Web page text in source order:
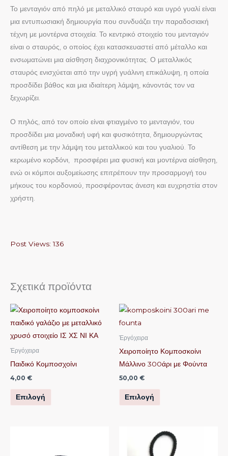
Το μενταγιόν από πηλό με μεταλλικό σταυρό και υγρό γυαλί είναι
μια εντυπωσιακή δημιουργία που συνδυάζει την παραδοσιακή
τέχνη με μοντέρνα στοιχεία. Το κεντρικό στοιχείο του μενταγιόν
είναι ο σταυρός, ο οποίος έχει κατασκευαστεί από μέταλλο και
ενσωματώνει μια αίσθηση διαχρονικότητας. Ο μεταλλικός
σταυρός ενισχύεται από την υγρή γυάλινη επικάλυψη, η οποία
προσδίδει βάθος και μια ιδιαίτερη λάμψη, κάνοντάς τον να
ξεχωρίζει.
Ο πηλός, από τον οποίο είναι φτιαγμένο το μενταγιόν, του
προσδίδει μια μοναδική υφή και φυσικότητα, δημιουργώντας
αντίθεση με την λάμψη του μεταλλικού και του γυαλιού. Το
κερωμένο κορδόνι, προσφέρει μια φυσική και μοντέρνα αίσθηση,
ενώ οι κόμποι αυξομείωσης επιτρέπουν την προσαρμογή του
μήκους του κορδονιού, προσφέροντας άνεση και ευχρηστία στον
χρήστη.
Post Views: 136
Σχετικά προϊόντα
Ἐργόχειρα
Παιδικό Κομποσχοίνι
4,00 €
Επιλογή
Αυτό
το
προϊόν
πολλαπλές
Ἐργόχειρα
Χειροποίητο Κομποσκοίνι
Μάλλινο 300άρι με Φούντα
50,00 €
Επιλογή
Αυτό
έχει
πολλαπλές
επιλεγούν
στη
Αυτό